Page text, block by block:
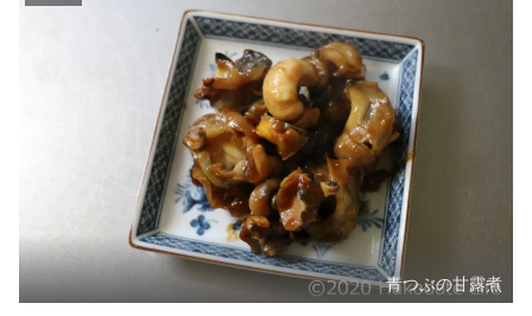
青つぶの甘露煮